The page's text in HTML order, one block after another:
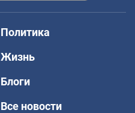
Политика
Жизнь
Блоги
Все новости